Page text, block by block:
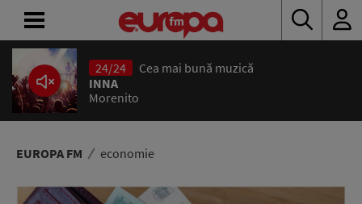
24/24
Cea mai bună muzică
INNA
Morenito
EUROPA FM economie
ACASĂ
ȘTIRI
RADIO
CONCURSURI